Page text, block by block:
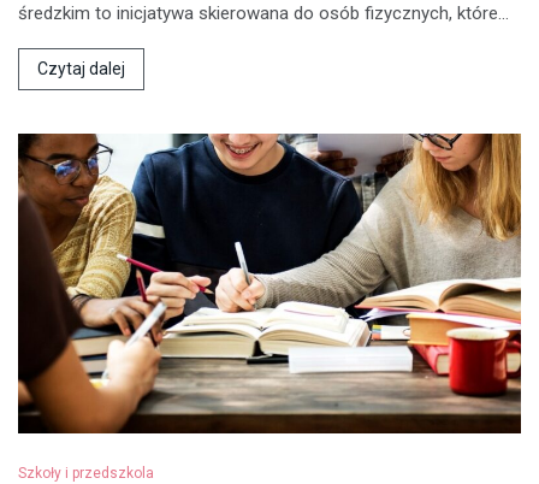
średzkim to inicjatywa skierowana do osób fizycznych, które…
Czytaj dalej
Szkoły i przedszkola